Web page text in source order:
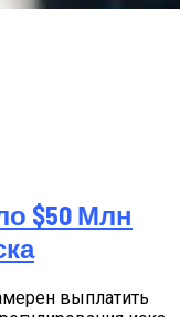
$50 Млн
выплатить